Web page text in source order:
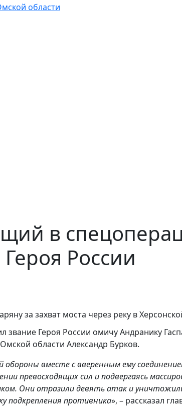
в
России
за захват моста через реку в
Героя России омичу Андранику
области Александр Бурков.
вместе с вверенным ему
превосходящих сил и подвергаясь
Они отразили девять атак и
подкрепления противника», – рассказал